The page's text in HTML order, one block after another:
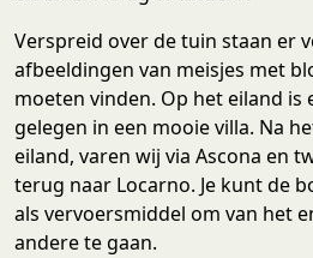
Verspreid over de tuin staan er
afbeeldingen van meisjes met
moeten vinden. Op het eiland is
gelegen in een mooie villa. Na
eiland, varen wij via Ascona en
terug naar Locarno. Je kunt de
als vervoersmiddel om van het
andere te gaan.